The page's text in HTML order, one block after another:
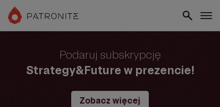
Podaruj subskrypcję
Strategy&Future w prezencie!
Zobacz więcej